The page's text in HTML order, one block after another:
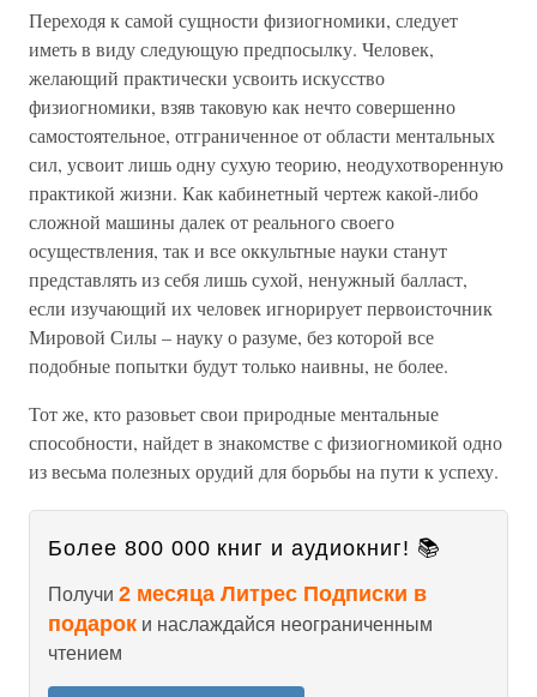
Переходя к самой сущности физиогномики, следует
иметь в виду следующую предпосылку. Человек,
желающий практически усвоить искусство
физиогномики, взяв таковую как нечто совершенно
самостоятельное, отграниченное от области ментальных
сил, усвоит лишь одну сухую теорию, неодухотворенную
практикой жизни. Как кабинетный чертеж какой-либо
сложной машины далек от реального своего
осуществления, так и все оккультные науки станут
представлять из себя лишь сухой, ненужный балласт,
если изучающий их человек игнорирует первоисточник
Мировой Силы – науку о разуме, без которой все
подобные попытки будут только наивны, не более.
Тот же, кто разовьет свои природные ментальные
способности, найдет в знакомстве с физиогномикой одно
из весьма полезных орудий для борьбы на пути к успеху.
Более 800 000 книг и аудиокниг! 📚
Получи 2 месяца Литрес Подписки в
подарок и наслаждайся неограниченным
чтением